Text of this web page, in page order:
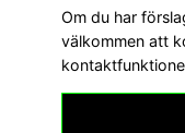
Om du har
välkommen att